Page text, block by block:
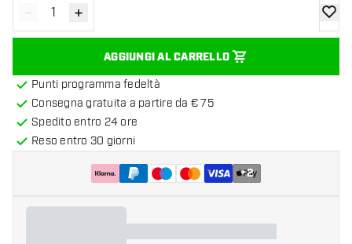
Diminuisci quantità
- Aumenta quantità
+
AGGIUNGI AL CARRELLO
Punti programma fedeltà
Consegna gratuita a partire da € 75
Spedito entro 24 ore
Reso entro 30 giorni
+2